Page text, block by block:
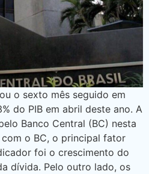
o sexto mês seguido em
do PIB em abril deste ano. A
Banco Central (BC) nesta
o BC, o principal fator
foi o crescimento do
dívida. Pelo outro lado, os